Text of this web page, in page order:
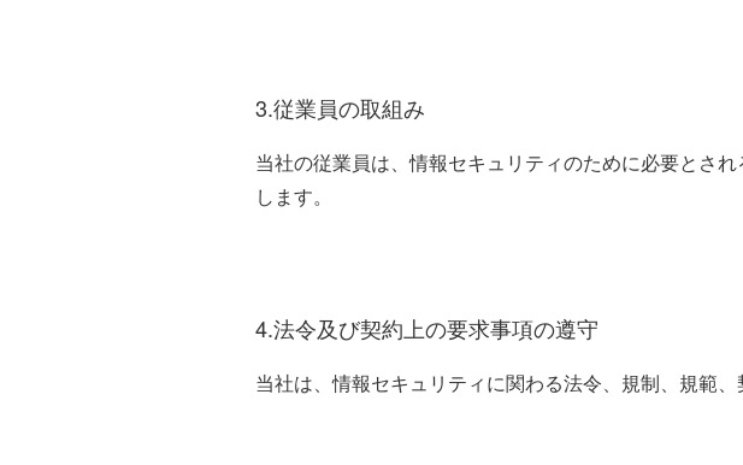
3.従業員の取組み
当社の従業員は、情報セキュリティのために必要とさ
します。
4.法令及び契約上の要求事項の遵守
当社は、情報セキュリティに関わる法令、規制、規範